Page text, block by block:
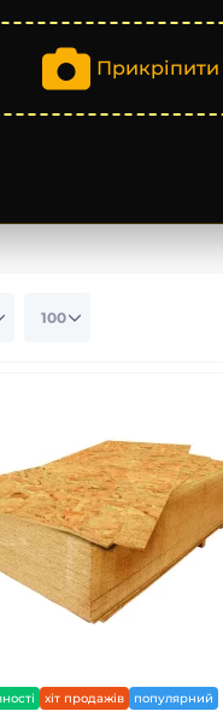
Прикріпити
хіт продажів популярний